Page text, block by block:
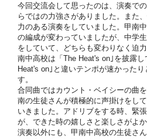
今回交流会して思ったのは、演奏で
らではの力強さがありました。また
力のある演奏をしていました。甲南
の編成が変わっていましたが、中学
をしていて、どちらも変わりなく迫
南中高校は「The Heat's on｣を披露
Heat's on｣と違いテンポが速かった
す。
合同曲ではカウント・ベイシーの曲
南の生徒さんが積極的に声掛けをし
いきました。アドリブをする時、緊
が、できた時の嬉しさと楽しさがよ
演奏以外にも、甲南中高校の生徒さ